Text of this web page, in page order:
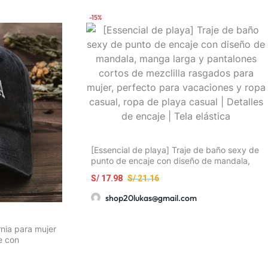
para mujer
con
en gris
-15%
[Essencial de playa] Traje de baño sexy de
punto de encaje con diseño de mandala,
mezclilla rasgados para mujer, perfecto
para vacaciones y ropa casual, ropa de
playa casual | Detalles de encaje | Tela
S/21.16
S/ 17.98
shop20lukas@gmail.com